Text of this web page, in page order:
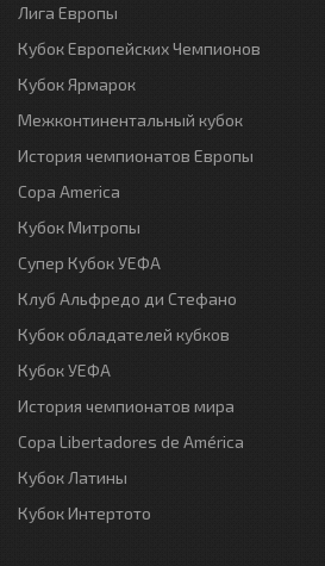
Лига Европы
Кубок Европейских Чемпионов
Кубок Ярмарок
Межконтинентальный кубок
История чемпионатов Европы
Copa America
Кубок Митропы
Супер Кубок УЕФА
Клуб Альфредо ди Стефано
Кубок обладателей кубков
Кубок УЕФА
История чемпионатов мира
Copa Libertadores de América
Кубок Латины
Кубок Интертото